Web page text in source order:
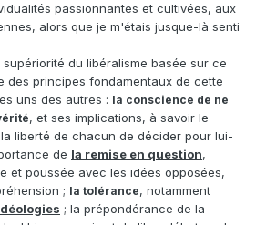
passionnantes et cultivées, aux
alors que je m'étais jusque-là senti
du libéralisme basée sur ce
des principes fondamentaux de cette
uns des autres : la conscience de ne
, et ses implications, à savoir le
liberté de chacun de décider pour lui-
de la remise en question,
et poussée avec les idées opposées,
; la tolérance, notamment
; la prépondérance de la